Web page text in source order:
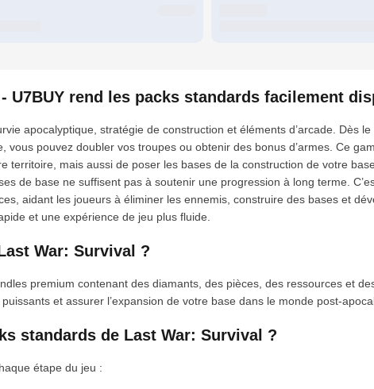
U7BUY rend les packs standards facilement
apocalyptique, stratégie de construction et éléments d’arcade. Dès
vous pouvez doubler vos troupes ou obtenir des bonus d’armes. Ce
territoire, mais aussi de poser les bases de la construction de votre
de base ne suffisent pas à soutenir une progression à long terme.
aidant les joueurs à éliminer les ennemis, construire des bases et
et une expérience de jeu plus fluide.
War: Survival ?
premium contenant des diamants, des pièces, des ressources et
et assurer l’expansion de votre base dans le monde post-
standards de Last War: Survival ?
étape du jeu :